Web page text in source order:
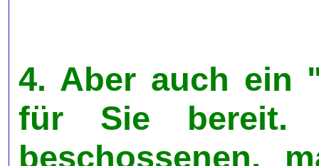
4. Aber auch ein
für Sie bereit.
beschossenen,